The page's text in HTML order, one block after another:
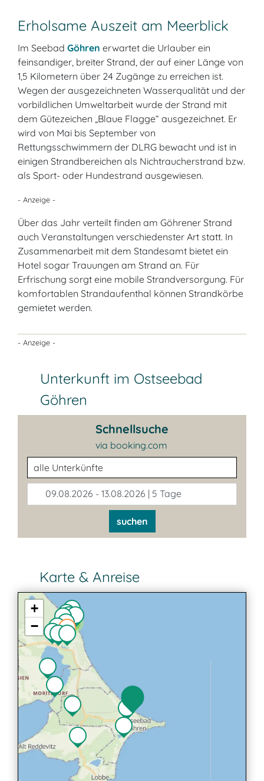
Erholsame Auszeit am Meerblick
Im Seebad Göhren erwartet die Urlauber ein
feinsandiger, breiter Strand, der auf einer Länge von
1,5 Kilometern über 24 Zugänge zu erreichen ist.
Wegen der ausgezeichneten Wasserqualität und der
vorbildlichen Umweltarbeit wurde der Strand mit
dem Gütezeichen „Blaue Flagge“ ausgezeichnet. Er
wird von Mai bis September von
Rettungsschwimmern der DLRG bewacht und ist in
einigen Strandbereichen als Nichtraucherstrand bzw.
als Sport- oder Hundestrand ausgewiesen.
- Anzeige -
Über das Jahr verteilt finden am Göhrener Strand
auch Veranstaltungen verschiedenster Art statt. In
Zusammenarbeit mit dem Standesamt bietet ein
Hotel sogar Trauungen am Strand an. Für
Erfrischung sorgt eine mobile Strandversorgung. Für
komfortablen Strandaufenthal können Strandkörbe
gemietet werden.
- Anzeige -
Unterkunft im Ostseebad
Göhren
Schnellsuche
via booking.com
Unterkunftsart
09.08.2026 - 13.08.2026 | 5 Tage
suchen
Karte & Anreise
2
+
−